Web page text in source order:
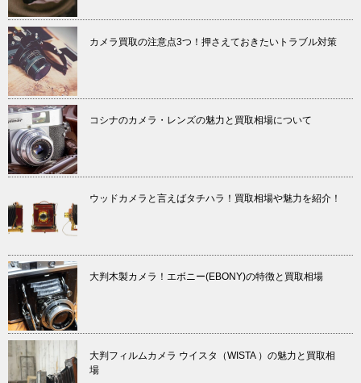
カメラ買取の注意点3つ！押さえておきたいトラブル対策
コシナのカメラ・レンズの魅力と買取相場について
ウッドカメラと言えばタチハラ！買取相場や魅力を紹介！
大判木製カメラ！エボニー(EBONY)の特徴と買取相場
大判フィルムカメラ ウイスタ（WISTA ）の魅力と買取相
場